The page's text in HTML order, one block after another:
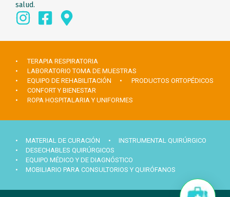
salud.
• TERAPIA RESPIRATORIA
• LABORATORIO TOMA DE MUESTRAS
• EQUIPO DE REHABILITACIÓN
• PRODUCTOS ORTOPÉDICOS
• CONFORT Y BIENESTAR
• ROPA HOSPITALARIA Y UNIFORMES
• MATERIAL DE CURACIÓN
• INSTRUMENTAL QUIRÚRGICO
• DESECHABLES QUIRÚRGICOS
• EQUIPO MÉDICO Y DE DIAGNÓSTICO
• MOBILIARIO PARA CONSULTORIOS Y QUIRÓFANOS